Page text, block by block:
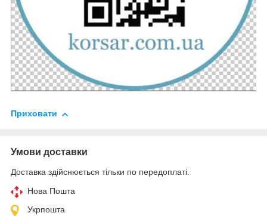
Приховати
Умови доставки
Доставка здійснюється тільки по передоплаті.
Нова Пошта
Укрпошта